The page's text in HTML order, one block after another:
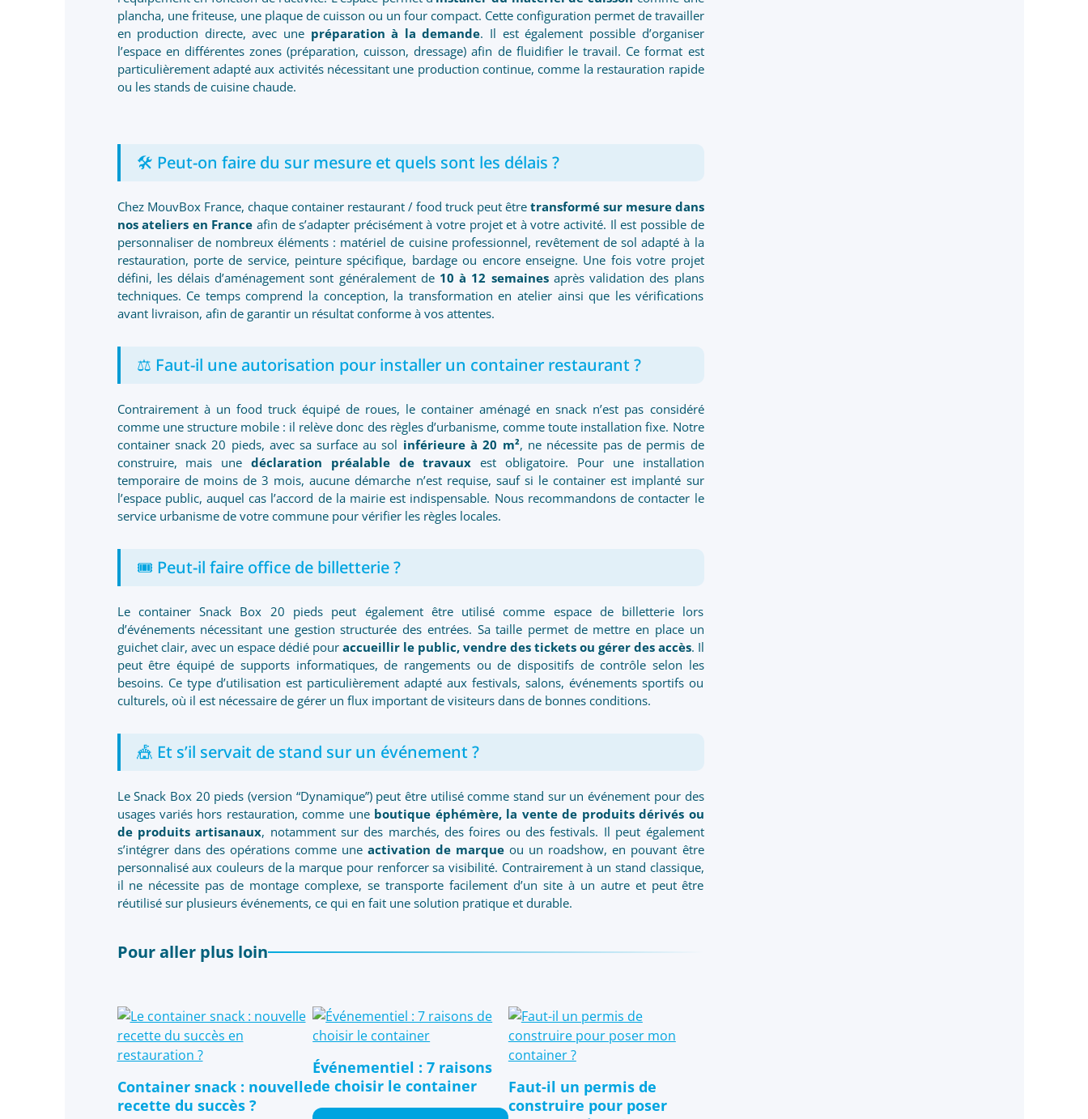
plancha, une friteuse, une plaque de cuisson ou un four compact. Cette configuration permet de travailler
en production directe, avec une préparation à la demande. Il est également possible d’organiser
l’espace en différentes zones (préparation, cuisson, dressage) afin de fluidifier le travail. Ce format est
particulièrement adapté aux activités nécessitant une production continue, comme la restauration rapide
ou les stands de cuisine chaude.
🛠️ Peut-on faire du sur mesure et quels sont les délais ?
Chez MouvBox France, chaque container restaurant / food truck peut êtretransformé sur mesure dans
nos ateliers en France afin de s’adapter précisément à votre projet et à votre activité. Il est possible de
personnaliser de nombreux éléments : matériel de cuisine professionnel, revêtement de sol adapté à la
restauration, porte de service, peinture spécifique, bardage ou encore enseigne. Une fois votre projet
défini, les délais d’aménagement sont généralement de 10 à 12 semainesaprès validation des plans
techniques. Ce temps comprend la conception, la transformation en atelier ainsi que les vérifications
avant livraison, afin de garantir un résultat conforme à vos attentes.
⚖️ Faut-il une autorisation pour installer un container restaurant ?
Contrairement à un food truck équipé de roues, le container aménagé en snack n’est pas considéré
comme une structure mobile : il relève donc des règles d’urbanisme, comme toute installation fixe. Notre
container snack 20 pieds, avec sa surface au sol inférieure à 20 m², ne nécessite pas de permis de
construire, mais une déclaration préalable de travaux est obligatoire. Pour une installation
temporaire de moins de 3 mois, aucune démarche n’est requise, sauf si le container est implanté sur
l’espace public, auquel cas l’accord de la mairie est indispensable. Nous recommandons de contacter le
service urbanisme de votre commune pour vérifier les règles locales.
🎟️ Peut-il faire office de billetterie ?
Le container Snack Box 20 pieds peut également être utilisé comme espace de billetterie lors
d’événements nécessitant une gestion structurée des entrées. Sa taille permet de mettre en place un
guichet clair, avec un espace dédié pour accueillir le public, vendre des tickets ou gérer des accès. Il
peut être équipé de supports informatiques, de rangements ou de dispositifs de contrôle selon les
besoins. Ce type d’utilisation est particulièrement adapté aux festivals, salons, événements sportifs ou
culturels, où il est nécessaire de gérer un flux important de visiteurs dans de bonnes conditions.
🎪 Et s’il servait de stand sur un événement ?
Le Snack Box 20 pieds (version “Dynamique”) peut être utilisé comme stand sur un événement pour des
usages variés hors restauration, comme une boutique éphémère, la vente de produits dérivés ou
de produits artisanaux, notamment sur des marchés, des foires ou des festivals. Il peut également
s’intégrer dans des opérations comme une activation de marque ou un roadshow, en pouvant être
personnalisé aux couleurs de la marque pour renforcer sa visibilité. Contrairement à un stand classique,
il ne nécessite pas de montage complexe, se transporte facilement d’un site à un autre et peut être
réutilisé sur plusieurs événements, ce qui en fait une solution pratique et durable.
Pour aller plus loin
Container snack : nouvelle
recette du succès ?
Événementiel : 7 raisons
de choisir le container
Faut-il un permis de
construire pour poser